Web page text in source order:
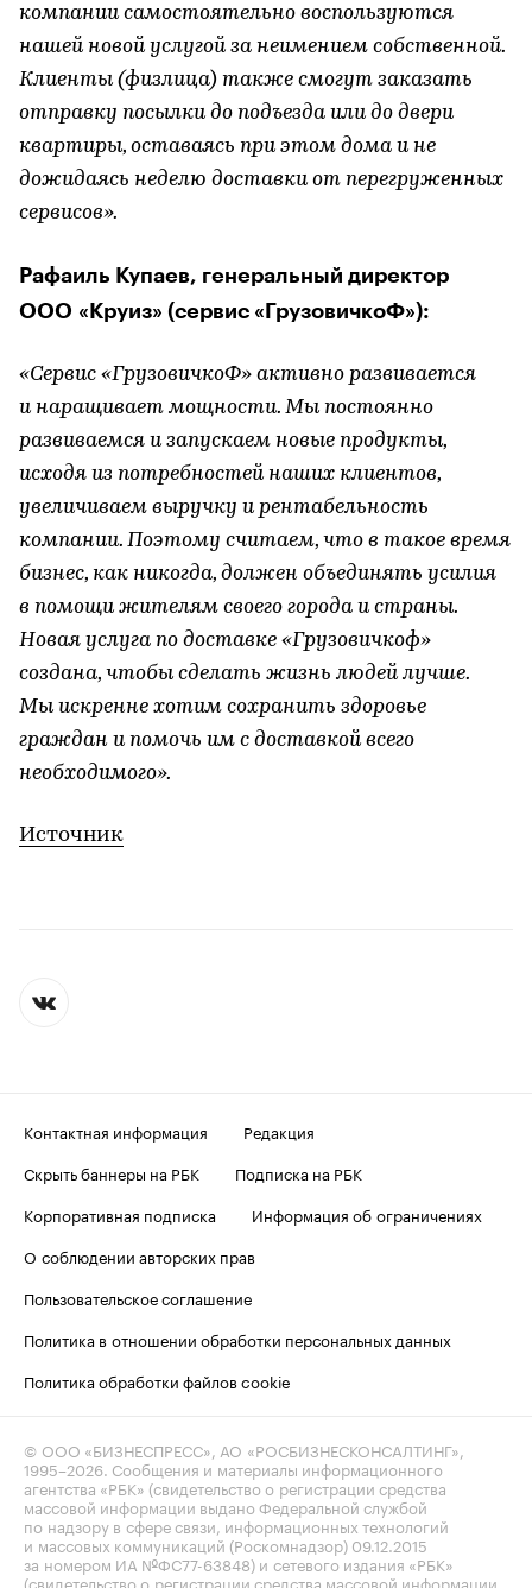
компании самостоятельно воспользуются
нашей новой услугой за неимением собственной.
Клиенты (физлица) также смогут заказать
отправку посылки до подъезда или до двери
квартиры, оставаясь при этом дома и не
дожидаясь неделю доставки от перегруженных
сервисов».
Рафаиль Купаев, генеральный директор
ООО «Круиз» (сервис «ГрузовичкоФ»):
«Сервис «ГрузовичкоФ» активно развивается
и наращивает мощности. Мы постоянно
развиваемся и запускаем новые продукты,
исходя из потребностей наших клиентов,
увеличиваем выручку и рентабельность
компании. Поэтому считаем, что в такое время
бизнес, как никогда, должен объединять усилия
в помощи жителям своего города и страны.
Новая услуга по доставке «Грузовичкоф»
создана, чтобы сделать жизнь людей лучше.
Мы искренне хотим сохранить здоровье
граждан и помочь им с доставкой всего
необходимого».
Источник
Контактная информация
Редакция
Скрыть баннеры на РБК
Подписка на РБК
Корпоративная подписка
Информация об ограничениях
О соблюдении авторских прав
Пользовательское соглашение
Политика в отношении обработки персональных данных
Политика обработки файлов cookie
© ООО «БИЗНЕСПРЕСС», АО «РОСБИЗНЕСКОНСАЛТИНГ»,
1995–2026 . Сообщения и материалы информационного
агентства «РБК» (свидетельство о регистрации средства
массовой информации выдано Федеральной службой
по надзору в сфере связи, информационных технологий
и массовых коммуникаций (Роскомнадзор) 09.12.2015
за номером ИА №ФС77-63848) и сетевого издания «РБК»
(свидетельство о регистрации средства массовой информации